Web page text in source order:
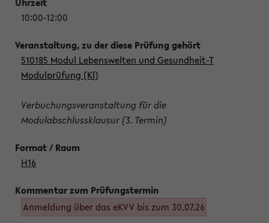
10:00-12:00
510185 Modul Lebenswelten und Gesundheit-T
Modulprüfung (Kl)
Verbuchungsveranstaltung für die
Modulabschlussklausur (3. Termin)
H16
Anmeldung über das eKVV bis zum 30.07.26